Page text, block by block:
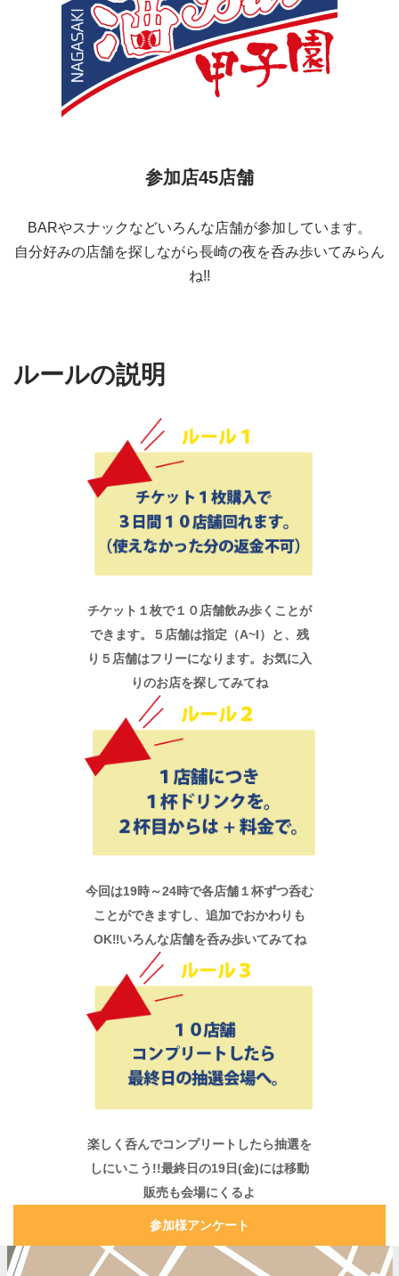
参加店45店舗
BARやスナックなどいろんな店舗が参加しています。
自分好みの店舗を探しながら長崎の夜を呑み歩いてみらん
ね!!
ルールの説明
チケット１枚で１０店舗飲み歩くことが
できます。５店舗は指定（A~I）と、残
り５店舗はフリーになります。お気に入
りのお店を探してみてね
今回は19時～24時で各店舗１杯ずつ呑む
ことができますし、追加でおかわりも
OK‼いろんな店舗を呑み歩いてみてね
楽しく呑んでコンプリートしたら抽選を
しにいこう!!最終日の19日(金)には移動
販売も会場にくるよ
参加様アンケート